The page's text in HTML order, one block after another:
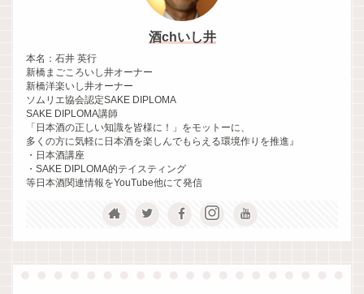
酒chいし井
本名：石井 英行
新橋まごころいし井オーナー
新橋洋楽いし井オーナー
ソムリエ協会認定SAKE DIPLOMA
SAKE DIPLOMA講師
「日本酒の正しい知識を皆様に！」をモットーに、
多くの方に気軽に日本酒を楽しんでもらえる環境作りを推進』
・日本酒講座
・SAKE DIPLOMA的テイスティング
等日本酒関連情報をYouTube他にて発信